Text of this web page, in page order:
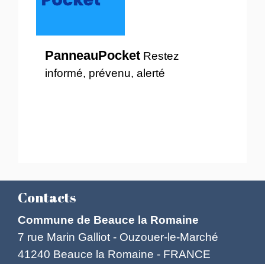
PanneauPocket Restez
informé, prévenu, alerté
Contacts
Commune de Beauce la Romaine
7 rue Marin Galliot - Ouzouer-le-Marché
41240 Beauce la Romaine - FRANCE